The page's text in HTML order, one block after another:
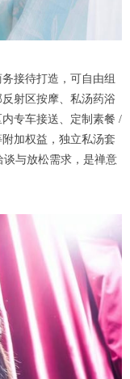
接待打造，可自由组
射区按摩、私汤药浴
专车接送、定制素餐 /
加权益，独立私汤套
与放松需求，是禅意